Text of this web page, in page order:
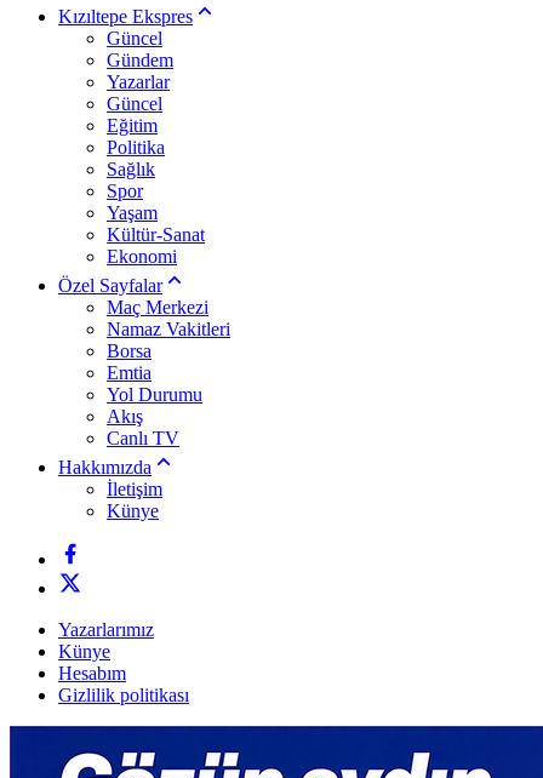
Büyükşehir Belediyesinden Okullarda Yaz Mesaisi
Dicle Elektrik’in 1,5 Milyar TL’lik Yatırımda Sona Gelindi
Vefat: Mehmet Aksoy
Vefat: Fatma TUNCEL
Kızıltepe Ekspres
Güncel
Gündem
Yazarlar
Güncel
Eğitim
Politika
Sağlık
Spor
Yaşam
Kültür-Sanat
Ekonomi
Özel Sayfalar
Maç Merkezi
Namaz Vakitleri
Borsa
Emtia
Yol Durumu
Akış
Canlı TV
Hakkımızda
İletişim
Künye
Yazarlarımız
Künye
Hesabım
Gizlilik politikası